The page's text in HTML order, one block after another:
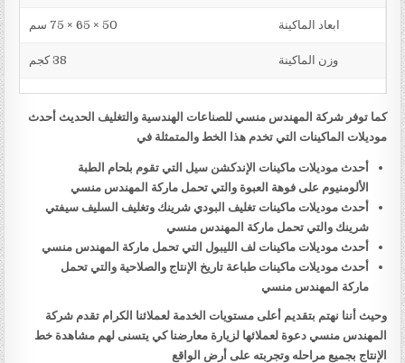
ابعاد الماكينة 50 × 65 × 75 سم
وزن الماكينة 38 كجم
كما توفر شركة المهندس منسي للصناعات الهندسية والتغليف الحديث أحدث
موديلات الماكينات التي تخدم هذا الخط والمتمثلة في
أحدث موديلات ماكينات الإندكشن سيل التي تقوم بلحام الطبة
الألومنيوم على فوهة العبوة والتي تحمل ماركة المهندس منسي
أحدث موديلات ماكينات تغليف البودي شرينك وتغليف السليف سيفتي
شرينك والتي تحمل ماركة المهندس منسي
أحدث موديلات ماكينات لف الليبول التي تحمل ماركة المهندس منسي
أحدث موديلات ماكينات طباعة تاريخ الإنتاج والصلاحية والتي تحمل
ماركة المهندس منسي
وحيث أننا نهتم بتقديم أعلى مستويات الخدمة لعملائنا الكرام تقدم شركة
المهندس منسي دعوة لعملائها لزيارة معارضنا كي يتسنى لهم مشاهدة خط
الإنتاج بجميع مراحله وتجربته على أرض الواقع